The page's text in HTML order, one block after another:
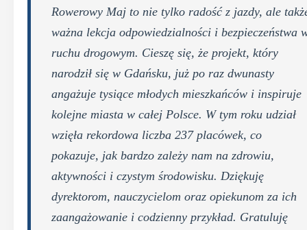
Rowerowy Maj to nie tylko radość z jazdy, ale
ważna lekcja odpowiedzialności i bezpieczeństwa
ruchu drogowym. Cieszę się, że projekt, który
narodził się w Gdańsku, już po raz dwunasty
angażuje tysiące młodych mieszkańców i inspiruje
kolejne miasta w całej Polsce. W tym roku udział
wzięła rekordowa liczba 237 placówek, co
pokazuje, jak bardzo zależy nam na zdrowiu,
aktywności i czystym środowisku. Dziękuję
dyrektorom, nauczycielom oraz opiekunom za ich
zaangażowanie i codzienny przykład. Gratuluję